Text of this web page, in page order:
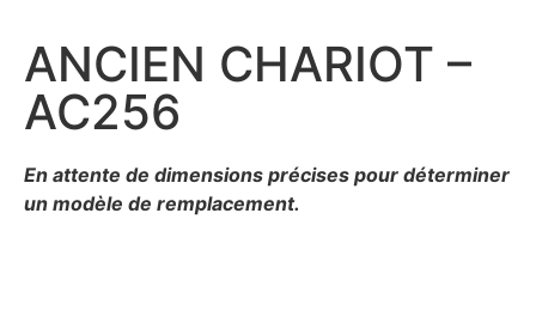
ANCIEN CHARIOT –
AC256
En attente de dimensions précises pour déterminer
un modèle de remplacement.